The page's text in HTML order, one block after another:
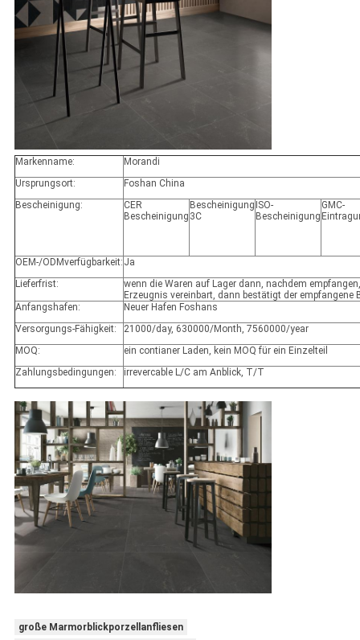
Markenname:
Morandi
Ursprungsort:
Foshan China
Bescheinigung:
CER
Bescheinigung
Bescheinigung
3C
ISO-
Bescheinigung
GMC-
OEM-/ODMverfügbarkeit: Ja
Lieferfrist:
wenn die Waren auf Lager dann, nachdem
Erzeugnis vereinbart, dann bestätigt der empfangene
Anfangshafen:
Neuer Hafen Foshans
Versorgungs-Fähigkeit:
21000/day, 630000/Month, 7560000/year
MOQ:
ein contianer Laden, kein MOQ für ein Einzelteil
Zahlungsbedingungen:
irrevercable L/C am Anblick, T/T
große Marmorblickporzellanfliesen